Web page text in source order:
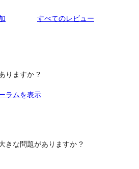
すべてのレビュー
りますか ?
ラムを表示
きな問題がありますか ?